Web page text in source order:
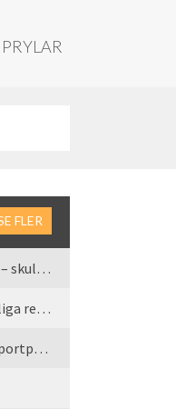
PRYLAR
FLER
Fares skrattar hela vägen till banken – skulle vi tro
Games Made in Sweden 2026 – Den årliga rean är tillbaka
Hazelight Studios får regeringens exportpris 2025